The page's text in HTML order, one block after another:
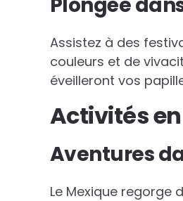
Assistez à des
couleurs et de
éveilleront vos
Activités
Aventures
Le Mexique regorge